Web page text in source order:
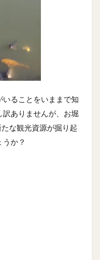
ることをいままで知
訳ありませんが、お堀
な観光資源が掘り起
か？